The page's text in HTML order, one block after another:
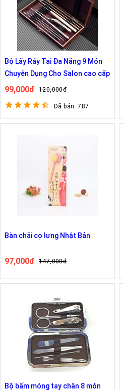
Bộ Lấy Ráy Tai Đa Năng 9 Món
Chuyên Dụng Cho Salon cao cấp
99,000đ 120,000đ
Đã bán: 787
Bàn chải cọ lưng Nhật Bản
97,000đ 147,000đ
Bộ bấm móng tay chân 8 món